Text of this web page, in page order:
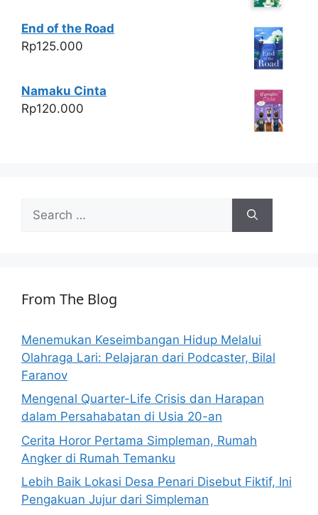
End of the Road
Rp125.000
Namaku Cinta
Rp120.000
for:
From The Blog
Menemukan Keseimbangan Hidup Melalui
Olahraga Lari: Pelajaran dari Podcaster, Bilal
Faranov
Mengenal Quarter-Life Crisis dan Harapan
dalam Persahabatan di Usia 20-an
Cerita Horor Pertama Simpleman, Rumah
Angker di Rumah Temanku
Lebih Baik Lokasi Desa Penari Disebut Fiktif, Ini
Pengakuan Jujur dari Simpleman